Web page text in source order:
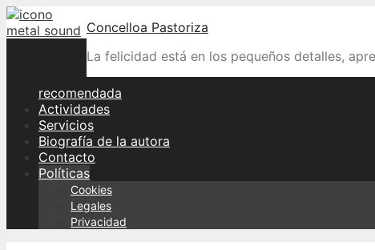
Skip
to
Concelloa Pastoriza
La felicidad está en los pequeños detalles,
recomendada
Actividades
Servicios
Biografía de la autora
Contacto
Políticas
Cookies
Legales
Privacidad